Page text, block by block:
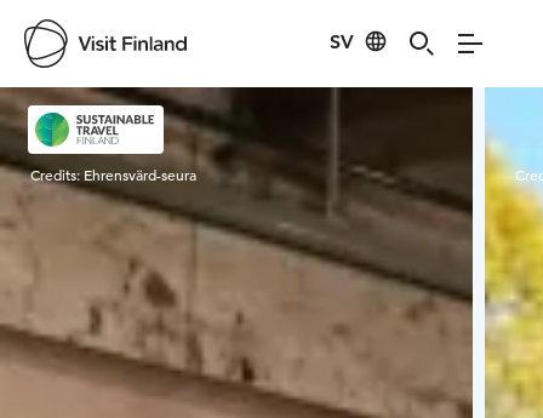
SV
Visit Finland
Credits: Ehrensvärd-seura